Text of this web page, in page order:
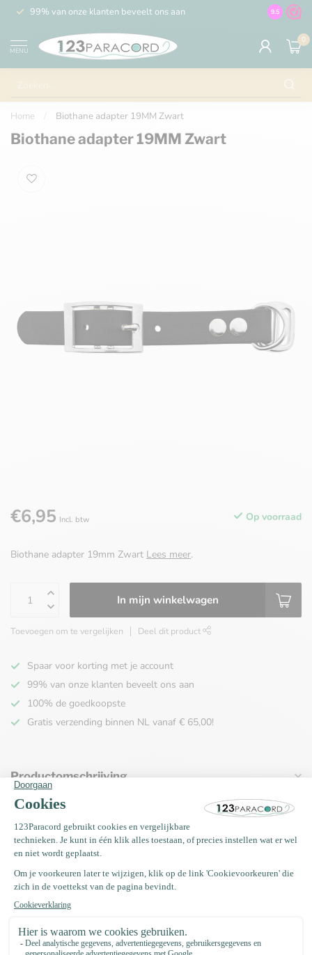
99% van onze klanten beveelt ons aan 100% de
9.5
MENU
0
Home Biothane adapter 19MM Zwart
Biothane adapter 19MM Zwart
€6,95 Incl. btw Op voorraad
Biothane adapter 19mm Zwart Lees meer.
In mijn winkelwagen
Toevoegen om te vergelijken Deel dit product
Spaar voor korting met je account
99% van onze klanten beveelt ons aan
100% de goedkoopste
Gratis verzending binnen NL vanaf € 65,00!
Productomschrijving
Specificaties
Recent bekeken